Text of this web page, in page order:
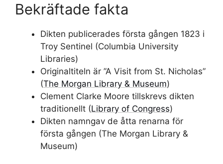
Bekräftade fakta
Dikten publicerades första gången 1823 i
Troy Sentinel (Columbia University
Libraries)
Originaltiteln är ”A Visit from St. Nicholas”
(The Morgan Library & Museum)
Clement Clarke Moore tillskrevs dikten
traditionellt (Library of Congress)
Dikten namngav de åtta renarna för
första gången (The Morgan Library &
Museum)